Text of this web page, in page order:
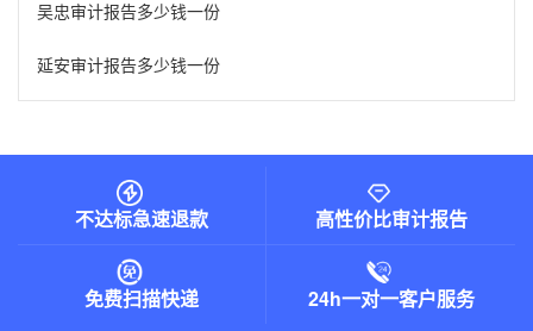
吴忠审计报告多少钱一份
延安审计报告多少钱一份
不达标急速退款 高性价比审计报告
免费扫描快递 24h一对一客户服务